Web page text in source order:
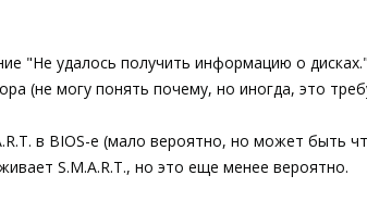
"Не удалось получить информацию о
(не могу понять почему, но иногда, это
в BIOS-е (мало вероятно, но может быть
S.M.A.R.T., но это еще менее вероятно.